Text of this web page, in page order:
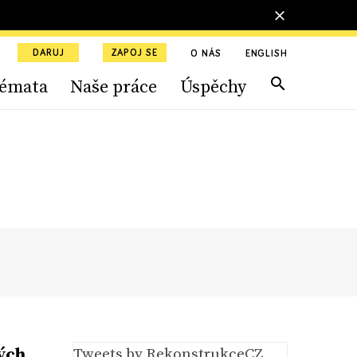
DARUJ ZAPOJ SE O NÁS ENGLISH
Naše práce Úspěchy